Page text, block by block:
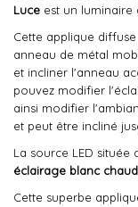
Luce est un luminaire
Cette applique
anneau de métal
et incliner l'anneau
pouvez modifier
ainsi modifier
et peut être incliné
La source LED
éclairage blanc chaud
Cette superbe